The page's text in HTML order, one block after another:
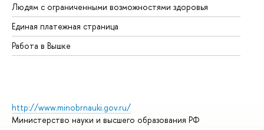
Людям с ограниченными возможностями здоровья
Единая платежная страница
Работа в Вышке
http://www.minobrnauki.gov.ru/
Министерство науки и высшего образования РФ